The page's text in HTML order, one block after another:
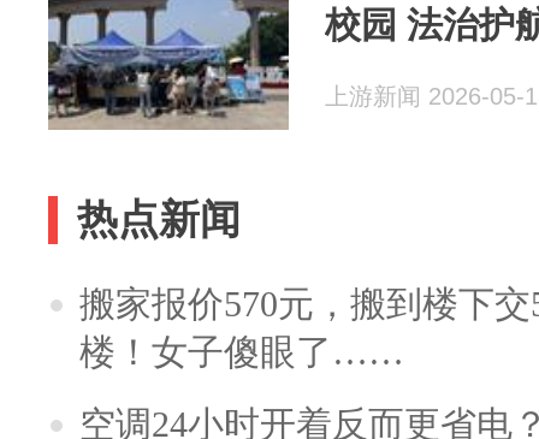
校园 法治护
上游新闻 2026-05-
热点新闻
搬家报价570元，搬到楼下
楼！女子傻眼了……
空调24小时开着反而更省电